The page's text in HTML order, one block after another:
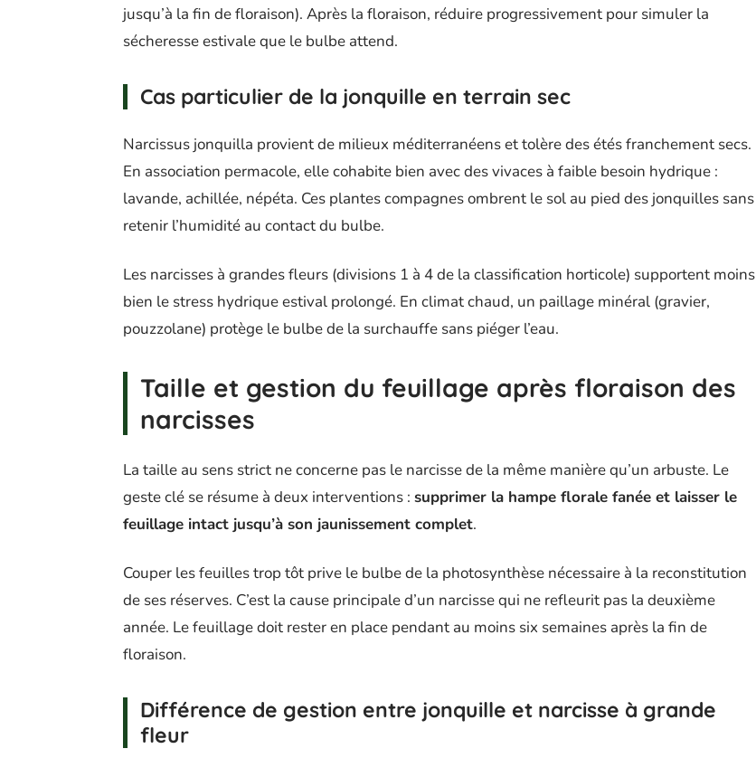
jusqu’à la fin de floraison). Après la floraison, réduire progressivement pour simuler la
sécheresse estivale que le bulbe attend.
Cas particulier de la jonquille en terrain sec
Narcissus jonquilla provient de milieux méditerranéens et tolère des étés franchement secs.
En association permacole, elle cohabite bien avec des vivaces à faible besoin hydrique :
lavande, achillée, népéta. Ces plantes compagnes ombrent le sol au pied des jonquilles sans
retenir l’humidité au contact du bulbe.
Les narcisses à grandes fleurs (divisions 1 à 4 de la classification horticole) supportent moins
bien le stress hydrique estival prolongé. En climat chaud, un paillage minéral (gravier,
pouzzolane) protège le bulbe de la surchauffe sans piéger l’eau.
Taille et gestion du feuillage après floraison des
narcisses
La taille au sens strict ne concerne pas le narcisse de la même manière qu’un arbuste. Le
geste clé se résume à deux interventions : supprimer la hampe florale fanée et laisser le
feuillage intact jusqu’à son jaunissement complet.
Couper les feuilles trop tôt prive le bulbe de la photosynthèse nécessaire à la reconstitution
de ses réserves. C’est la cause principale d’un narcisse qui ne refleurit pas la deuxième
année. Le feuillage doit rester en place pendant au moins six semaines après la fin de
floraison.
Différence de gestion entre jonquille et narcisse à grande
fleur